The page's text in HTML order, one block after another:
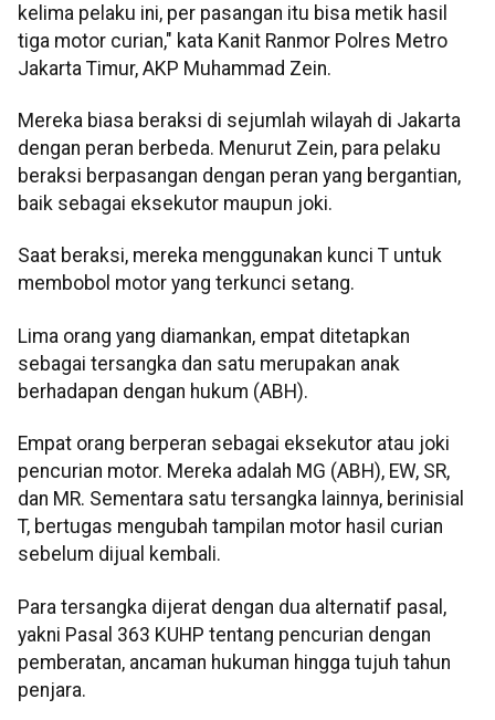
kelima pelaku ini, per pasangan itu bisa metik hasil
tiga motor curian," kata Kanit Ranmor Polres Metro
Jakarta Timur, AKP Muhammad Zein.
Mereka biasa beraksi di sejumlah wilayah di Jakarta
dengan peran berbeda. Menurut Zein, para pelaku
beraksi berpasangan dengan peran yang bergantian,
baik sebagai eksekutor maupun joki.
Saat beraksi, mereka menggunakan kunci T untuk
membobol motor yang terkunci setang.
Lima orang yang diamankan, empat ditetapkan
sebagai tersangka dan satu merupakan anak
berhadapan dengan hukum (ABH).
Empat orang berperan sebagai eksekutor atau joki
pencurian motor. Mereka adalah MG (ABH), EW, SR,
dan MR. Sementara satu tersangka lainnya, berinisial
T, bertugas mengubah tampilan motor hasil curian
sebelum dijual kembali.
Para tersangka dijerat dengan dua alternatif pasal,
yakni Pasal 363 KUHP tentang pencurian dengan
pemberatan, ancaman hukuman hingga tujuh tahun
penjara.